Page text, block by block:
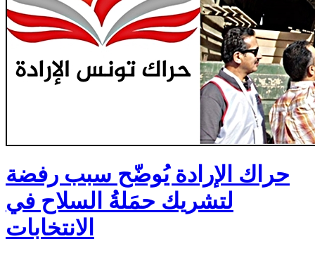
حراك الإرادة يُوضّح سبب رفضة
لتشريك حمَلةُ السلاح في
الانتخابات